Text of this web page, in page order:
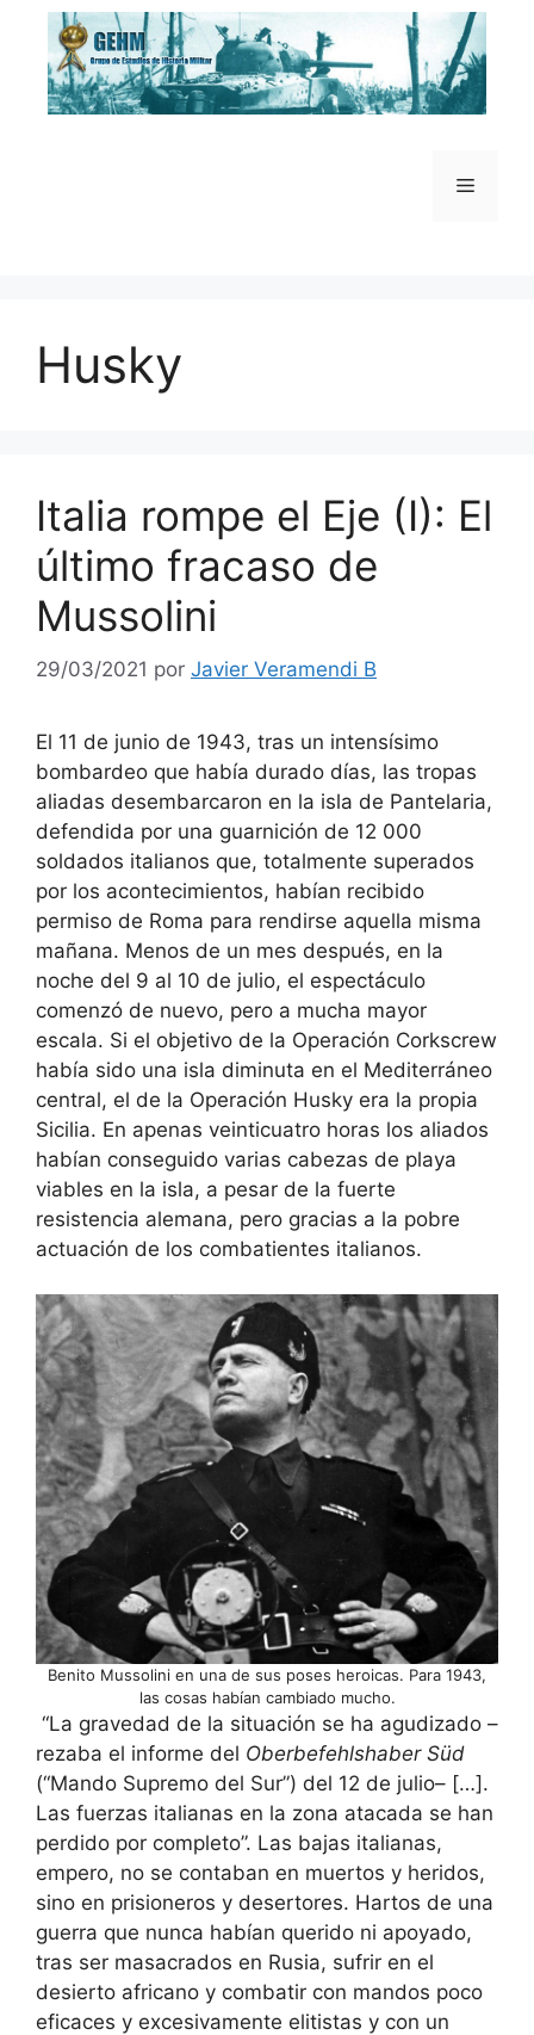
Saltar
contenido
Menú
Husky
Italia rompe el Eje (I): El
último fracaso de
Mussolini
29/03/2021 por Javier Veramendi B
El 11 de junio de 1943, tras un intensísimo
bombardeo que había durado días, las tropas
aliadas desembarcaron en la isla de Pantelaria,
defendida por una guarnición de 12 000
soldados italianos que, totalmente superados
por los acontecimientos, habían recibido
permiso de Roma para rendirse aquella misma
mañana. Menos de un mes después, en la
noche del 9 al 10 de julio, el espectáculo
comenzó de nuevo, pero a mucha mayor
escala. Si el objetivo de la Operación Corkscrew
había sido una isla diminuta en el Mediterráneo
central, el de la Operación Husky era la propia
Sicilia. En apenas veinticuatro horas los aliados
habían conseguido varias cabezas de playa
viables en la isla, a pesar de la fuerte
resistencia alemana, pero gracias a la pobre
actuación de los combatientes italianos.
Benito Mussolini en una de sus poses heroicas. Para 1943,
las cosas habían cambiado mucho.
“La gravedad de la situación se ha agudizado –
rezaba el informe del Oberbefehlshaber Süd
(“Mando Supremo del Sur”) del 12 de julio– […].
Las fuerzas italianas en la zona atacada se han
perdido por completo”. Las bajas italianas,
empero, no se contaban en muertos y heridos,
sino en prisioneros y desertores. Hartos de una
guerra que nunca habían querido ni apoyado,
tras ser masacrados en Rusia, sufrir en el
desierto africano y combatir con mandos poco
eficaces y excesivamente elitistas y con un